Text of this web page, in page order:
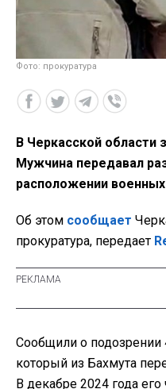
Фото: прокуратура
В Черкасской области
Мужчина передавал
расположении
Об этом сообщает
прокуратура, передает
Сообщили о
который из Бахмута
В декабре 2024 года